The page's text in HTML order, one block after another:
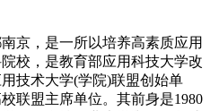
京，是一所以培养高素质应用
校，是教育部应用科技大学改
技术大学(学院)联盟创始单
联盟主席单位。其前身是1980